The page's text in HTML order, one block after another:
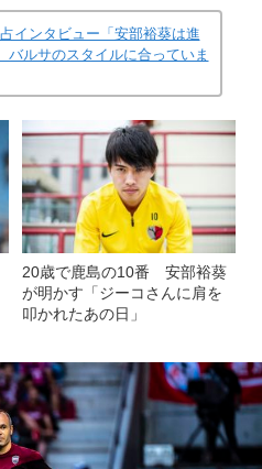
インタビュー「安部裕葵は進
バルサのスタイルに合っていま
20歳で鹿島の10番 安部裕葵
が明かす「ジーコさんに肩を
叩かれたあの日」